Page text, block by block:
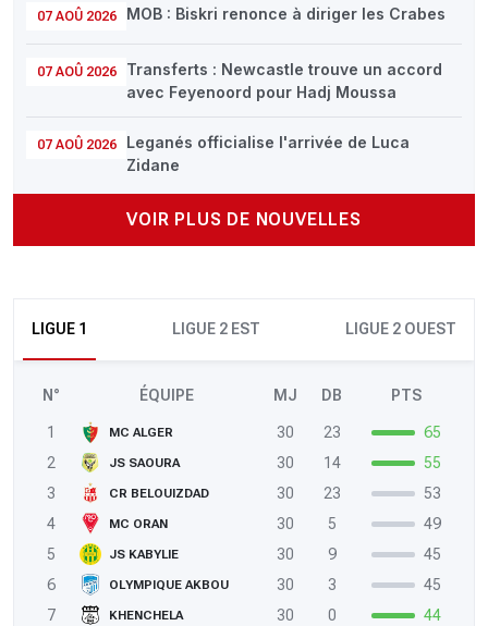
07 AOÛ 2026 MOB : Biskri renonce à diriger les Crabes
07 AOÛ 2026
Transferts : Newcastle trouve un accord
avec Feyenoord pour Hadj Moussa
07 AOÛ 2026
Leganés officialise l'arrivée de Luca
Zidane
VOIR PLUS DE NOUVELLES
LIGUE 1 LIGUE 2 EST LIGUE 2 OUEST
N° ÉQUIPE MJ DB PTS
1 MC ALGER 30 23
65
2
JS SAOURA 30 14
55
3
CR BELOUIZDAD 30 23
53
4
MC ORAN 30 5
49
5
JS KABYLIE 30 9
45
6
OLYMPIQUE AKBOU 30 3
45
7
KHENCHELA 30 0
44